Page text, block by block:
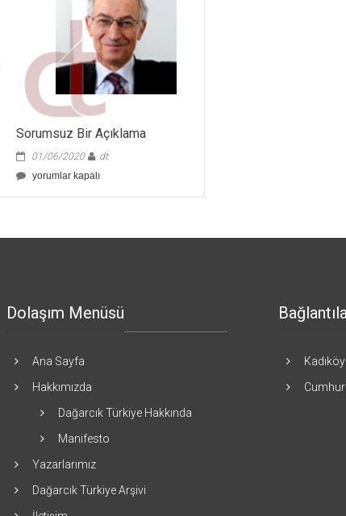
Sorumsuz Bir Açıklama
01/06/2020
dt
Sorumsuz
yorumlar kapalı
Dolaşım Menüsü
Ana Sayfa
Hakkımızda
Dağarcık Türkiye Hakkında
Manifesto
Yazarlarımız
Dağarcık Türkiye Arşivi